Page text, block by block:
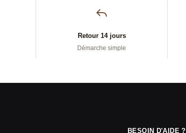
Retour 14 jours
Démarche simple
BESOIN D'AIDE ?